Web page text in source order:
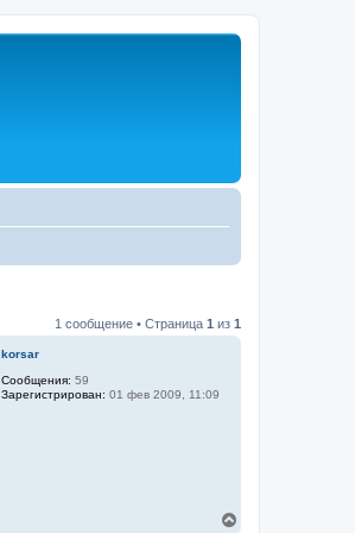
1 сообщение • Страница 1 из 1
korsar
Сообщения: 59
Зарегистрирован: 01 фев 2009, 11:09